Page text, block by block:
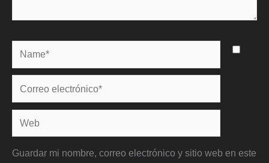
Name*
Correo
electrónico*
Web
Guardar mi nombre, correo electrónico y sitio web en este